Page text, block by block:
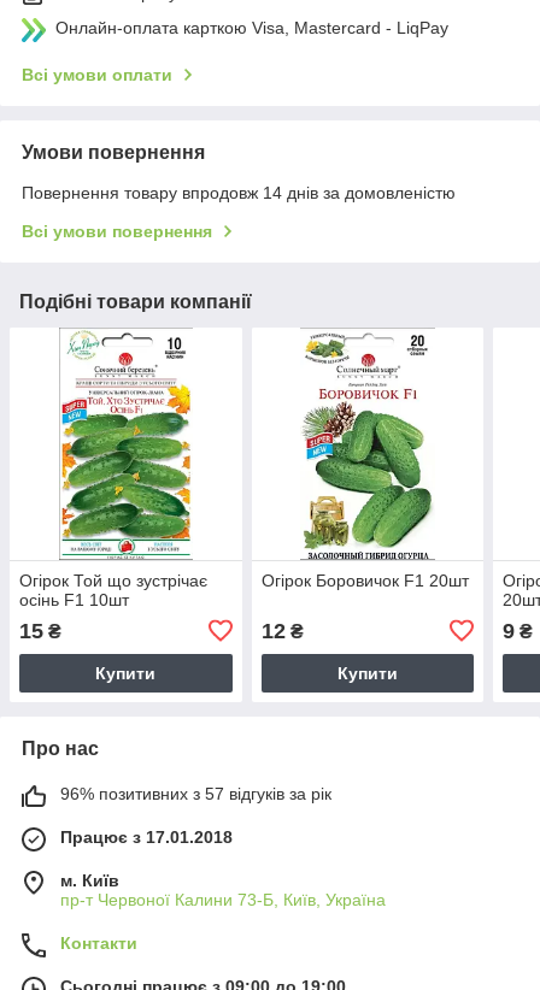
Онлайн-оплата карткою Visa, Mastercard - LiqPay
Всі умови оплати
Умови повернення
Повернення товару впродовж 14 днів за домовленістю
Всі умови повернення
Подібні товари компанії
Огірок Той що зустрічає
осінь F1 10шт
15 ₴
Купити
Огірок Боровичок F1 20шт
12₴
Купити
9 ₴
Про нас
96% позитивних з 57 відгуків за рік
Працює з 17.01.2018
м. Київ
пр-т Червоної Калини 73-Б, Київ, Україна
Контакти
Сьогодні працює з 09:00 до 19:00